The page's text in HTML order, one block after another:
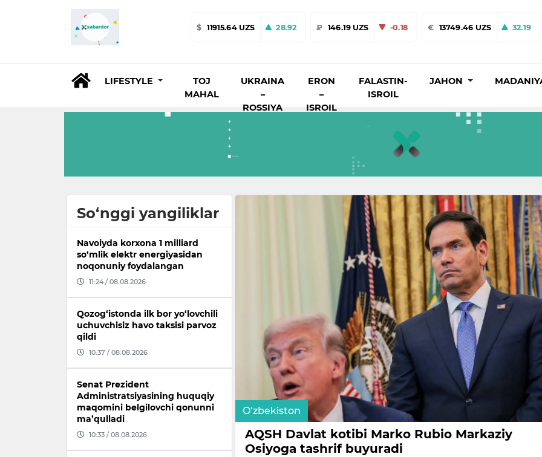
$ 11915.64 UZS 28.92 ₽ 146.19 UZS -0.18 € 13749.46 UZS 32.19
LIFESTYLE
TOJ
MAHAL
UKRAINA
–
ROSSIYA
ERON
–
ISROIL
FALASTIN-
ISROIL
JAHON
So‘nggi yangiliklar
Navoiyda korxona 1 milliard
so‘mlik elektr energiyasidan
noqonuniy foydalangan
11:24 / 08.08.2026
Qozog‘istonda ilk bor yo‘lovchili
uchuvchisiz havo taksisi parvoz
qildi
10:37 / 08.08.2026
Senat Prezident
Administratsiyasining huquqiy
maqomini belgilovchi qonunni
ma’qulladi
10:33 / 08.08.2026
O‘zbekiston
AQSH Davlat kotibi Marko Rubio Markaziy
Osiyoga tashrif buyuradi